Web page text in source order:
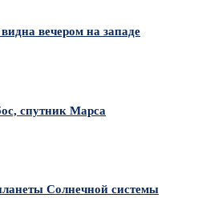
вечером на западе
спутник Марса
Солнечной системы